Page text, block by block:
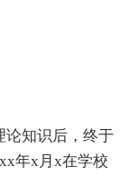
论知识后，终于
年x月x在学校